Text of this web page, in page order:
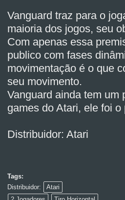
Vanguard traz para o
maioria dos jogos, seu
Com apenas essa
publico com fases
movimentação é o que
seu movimento.
Vanguard ainda tem um
games do Atari, ele foi
Distribuidor: Atari
Tags:
Distribuidor:
Atari